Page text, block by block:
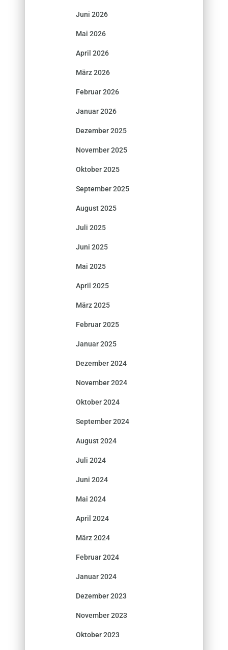
Juni 2026
Mai 2026
April 2026
März 2026
Februar 2026
Januar 2026
Dezember 2025
November 2025
Oktober 2025
September 2025
August 2025
Juli 2025
Juni 2025
Mai 2025
April 2025
März 2025
Februar 2025
Januar 2025
Dezember 2024
November 2024
Oktober 2024
September 2024
August 2024
Juli 2024
Juni 2024
Mai 2024
April 2024
März 2024
Februar 2024
Januar 2024
Dezember 2023
November 2023
Oktober 2023